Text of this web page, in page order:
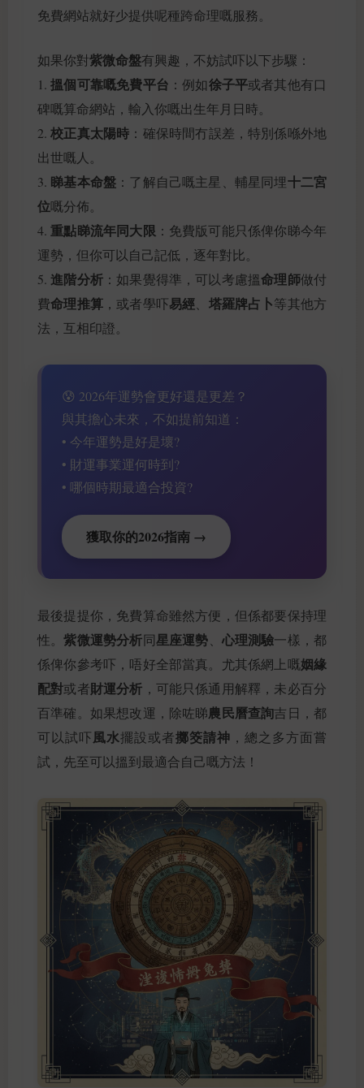
免費網站就好少提供呢種跨命理嘅服務。
如果你對紫微命盤有興趣，不妨試吓以下步驟：
1.搵個可靠嘅免費平台 ：例如徐子平或者其他有口
碑嘅算命網站，輸入你嘅出生年月日時。
2.校正真太陽時 ：確保時間冇誤差，特別係喺外地
出世嘅人。
3. 睇基本命盤 ：了解自己嘅主星、輔星同埋十二宮
位嘅分佈。
4.重點睇流年同大限 ：免費版可能只係俾你睇今年
運勢，但你可以自己記低，逐年對比。
5.進階分析：如果覺得準，可以考慮搵命理師做付
費命理推算，或者學吓易經 塔羅牌占卜等其他方
法，互相印證。
😰 2026年運勢會更好還是更差？
與其擔心未來，不如提前知道：
• 今年運勢是好是壞?
• 財運事業運何時到?
• 哪個時期最適合投資?
獲取你的2026指南 →
最後提提你，免費算命雖然方便，但係都要保持理
性。紫微運勢分析同星座運勢 心理測驗一樣，都
係俾你參考吓，唔好全部當真。尤其係網上嘅姻緣
配對或者財運分析 ，可能只係通用解釋，未必百分
百準確。如果想改運，除咗睇農民曆查詢吉日，都
可以試吓風水擺設或者擲筊請神 ，總之多方面嘗
試，先至可以搵到最適合自己嘅方法！